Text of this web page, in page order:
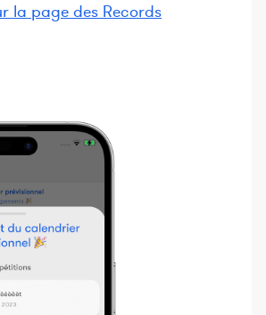
la page des Records